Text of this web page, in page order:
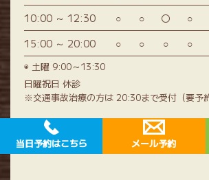
10:00 ～ 12:30
○ ○ 〇 ○
15:00 ～ 20:00
○ ○ ○ ○
◉ 土曜 9:00～13:30
日曜祝日 休診
※交通事故治療の方は 20:30まで受付（要予約
© ほそき整骨院 All Rights
当日予約はこちら メール予約